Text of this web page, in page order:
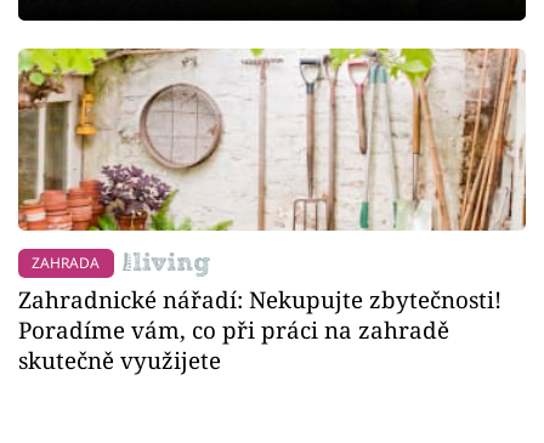
ZAHRADA
Zahradnické nářadí: Nekupujte zbytečnosti!
Poradíme vám, co při práci na zahradě
skutečně využijete